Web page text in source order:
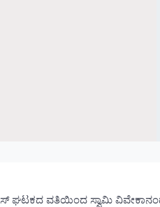
ವತಿಯಿಂದ ಸ್ವಾಮಿ